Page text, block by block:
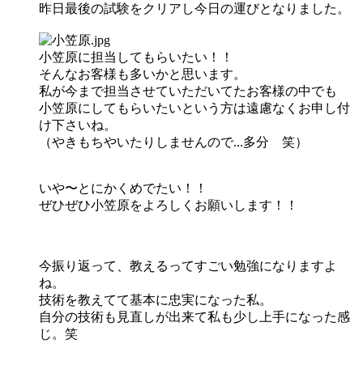
昨日最後の試験をクリアし今日の運びとなりました。
小笠原に担当してもらいたい！！
そんなお客様も多いかと思います。
私が今まで担当させていただいてたお客様の中でも
小笠原にしてもらいたいという方は遠慮なくお申し付
け下さいね。
（やきもちやいたりしませんので...多分 笑）
いや〜とにかくめでたい！！
ぜひぜひ小笠原をよろしくお願いします！！
今振り返って、教えるってすごい勉強になりますよ
ね。
技術を教えてて基本に忠実になった私。
自分の技術も見直しが出来て私も少し上手になった感
じ。笑